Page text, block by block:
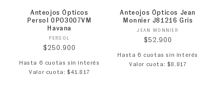
Anteojos Ópticos
Persol 0PO3007VM
Havana
Proveedor:
PERSOL
Precio habitual
$250.900
Hasta 6 cuotas sin interés
Valor cuota: $41.817
Anteojos Ópticos Jean
Monnier J81216 Gris
Proveedor:
JEAN MONNIER
Precio habitual
$52.900
Hasta 6 cuotas sin interés
Valor cuota: $8.817